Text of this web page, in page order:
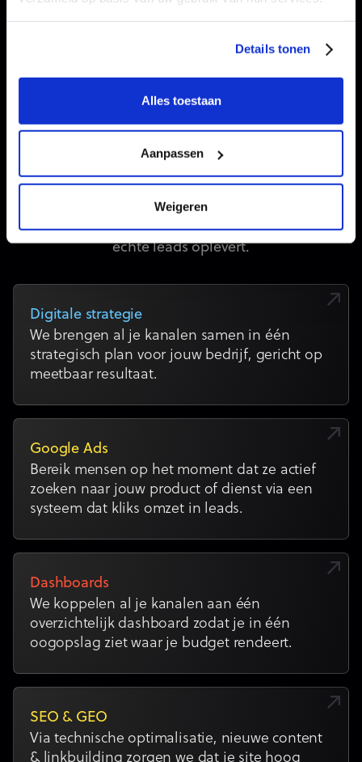
Details tonen
Alles toestaan
Aanpassen
Weigeren
Alles voor groei in één
marketingpartner
Van strategie tot uitvoering: wij bouwen digitale
marketing die zichtbaar is, meetbaar werkt en
echte leads oplevert.
Digitale strategie
We brengen al je kanalen samen in één
strategisch plan voor jouw bedrijf, gericht op
meetbaar resultaat.
Google Ads
Bereik mensen op het moment dat ze actief
zoeken naar jouw product of dienst via een
systeem dat kliks omzet in leads.
Dashboards
We koppelen al je kanalen aan één
overzichtelijk dashboard zodat je in één
oogopslag ziet waar je budget rendeert.
SEO & GEO
Via technische optimalisatie, nieuwe content
& linkbuilding zorgen we dat je site hoog